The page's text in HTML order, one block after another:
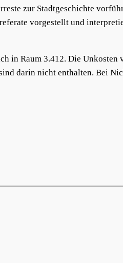
zur Stadtgeschichte
vorgestellt und
in Raum 3.412. Die Unkosten
darin nicht enthalten. Bei